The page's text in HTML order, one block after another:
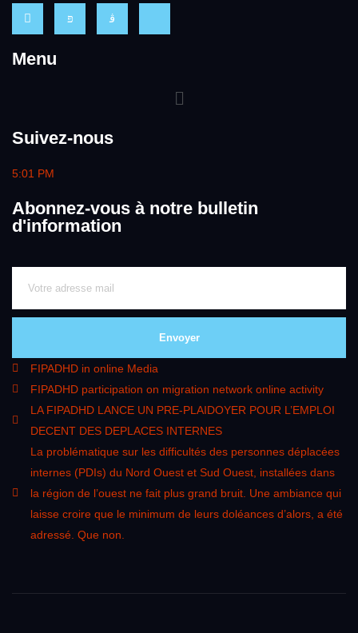
Menu
Suivez-nous
5:01 PM
Abonnez-vous à notre bulletin
d'information
Envoyer
FIPADHD in online Media
FIPADHD participation on migration network online activity
LA FIPADHD LANCE UN PRE-PLAIDOYER POUR L’EMPLOI
DECENT DES DEPLACES INTERNES
La problématique sur les difficultés des personnes déplacées
internes (PDIs) du Nord Ouest et Sud Ouest, installées dans
la région de l’ouest ne fait plus grand bruit. Une ambiance qui
laisse croire que le minimum de leurs doléances d’alors, a été
adressé. Que non.